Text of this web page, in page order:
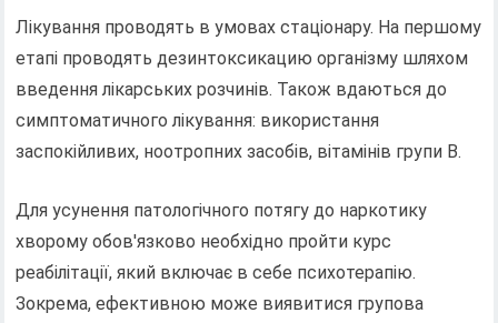
Лікування проводять в умовах стаціонару. На першому
етапі проводять дезинтоксикацию організму шляхом
введення лікарських розчинів. Також вдаються до
симптоматичного лікування: використання
заспокійливих, ноотропних засобів, вітамінів групи В.
Для усунення патологічного потягу до наркотику
хворому обов'язково необхідно пройти курс
реабілітації, який включає в себе психотерапію.
Зокрема, ефективною може виявитися групова